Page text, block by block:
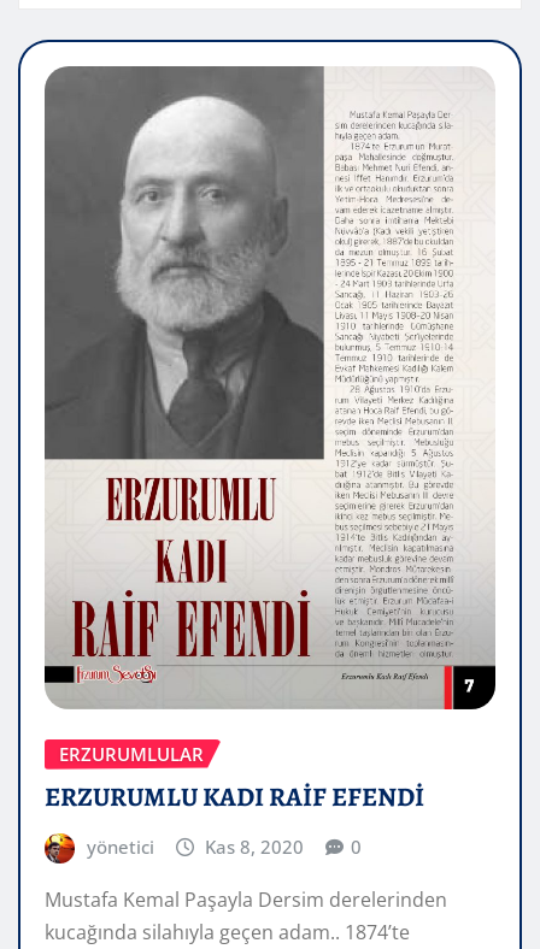
ERZURUMLULAR
ERZURUMLU KADI RAİF EFENDİ
yönetici Kas 8, 2020 0
Mustafa Kemal Paşayla Dersim derelerinden
kucağında silahıyla geçen adam.. 1874’te